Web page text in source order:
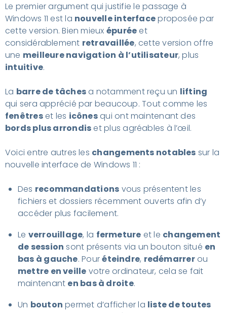
Le premier argument qui justifie le passage à
Windows 11 est la nouvelle interfaceproposée par
cette version. Bien mieux épuréeet
considérablement retravaillée, cette version offre
une meilleure navigation à l’utilisateur, plus
intuitive.
La barre de tâchesa notamment reçu un lifting
qui sera apprécié par beaucoup. Tout comme les
fenêtreset les icônesqui ont maintenant des
bords plus arrondiset plus agréables à l’œil.
Voici entre autres les changements notables sur la
nouvelle interface de Windows 11 :
Des recommandations vous présentent les
fichiers et dossiers récemment ouverts afin d’y
accéder plus facilement.
Le verrouillage, la fermeture et le changement
de session sont présents via un bouton situé en
bas à gauche. Pouréteindre, redémarrerou
mettre en veille votre ordinateur, cela se fait
maintenant en bas à droite.
Un bouton permet d’afficher la liste de toutes